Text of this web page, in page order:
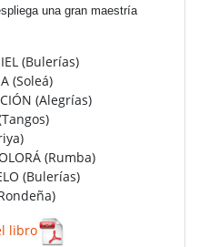
una gran maestría
(Bulerías)
(Soleá)
(Alegrías)
(Rumba)
(Bulerías)
libro